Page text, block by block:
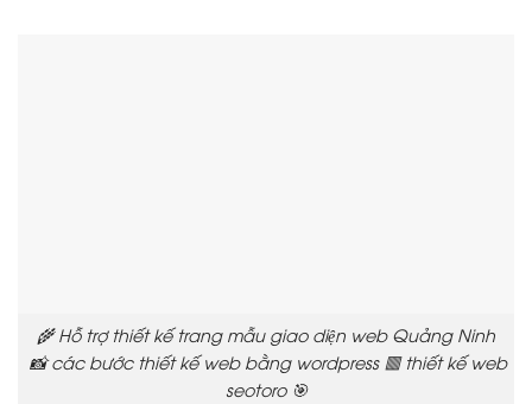
🌾 Hỗ trợ thiết kế trang mẫu giao diện web Quảng Ninh
📸 các bước thiết kế web bằng wordpress 🟥 thiết kế web
seotoro 🎯